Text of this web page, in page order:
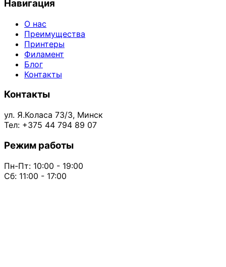
Навигация
О нас
Преимущества
Принтеры
Филамент
Блог
Контакты
Контакты
ул. Я.Коласа 73/3, Минск
Тел: +375 44 794 89 07
Режим работы
Пн-Пт: 10:00 - 19:00
Сб: 11:00 - 17:00